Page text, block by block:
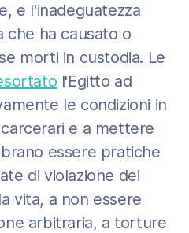
e l'inadeguatezza
che ha causato o
morti in custodia. Le
l'Egitto ad
le condizioni in
e a mettere
essere pratiche
di violazione dei
vita, a non essere
arbitraria, a torture